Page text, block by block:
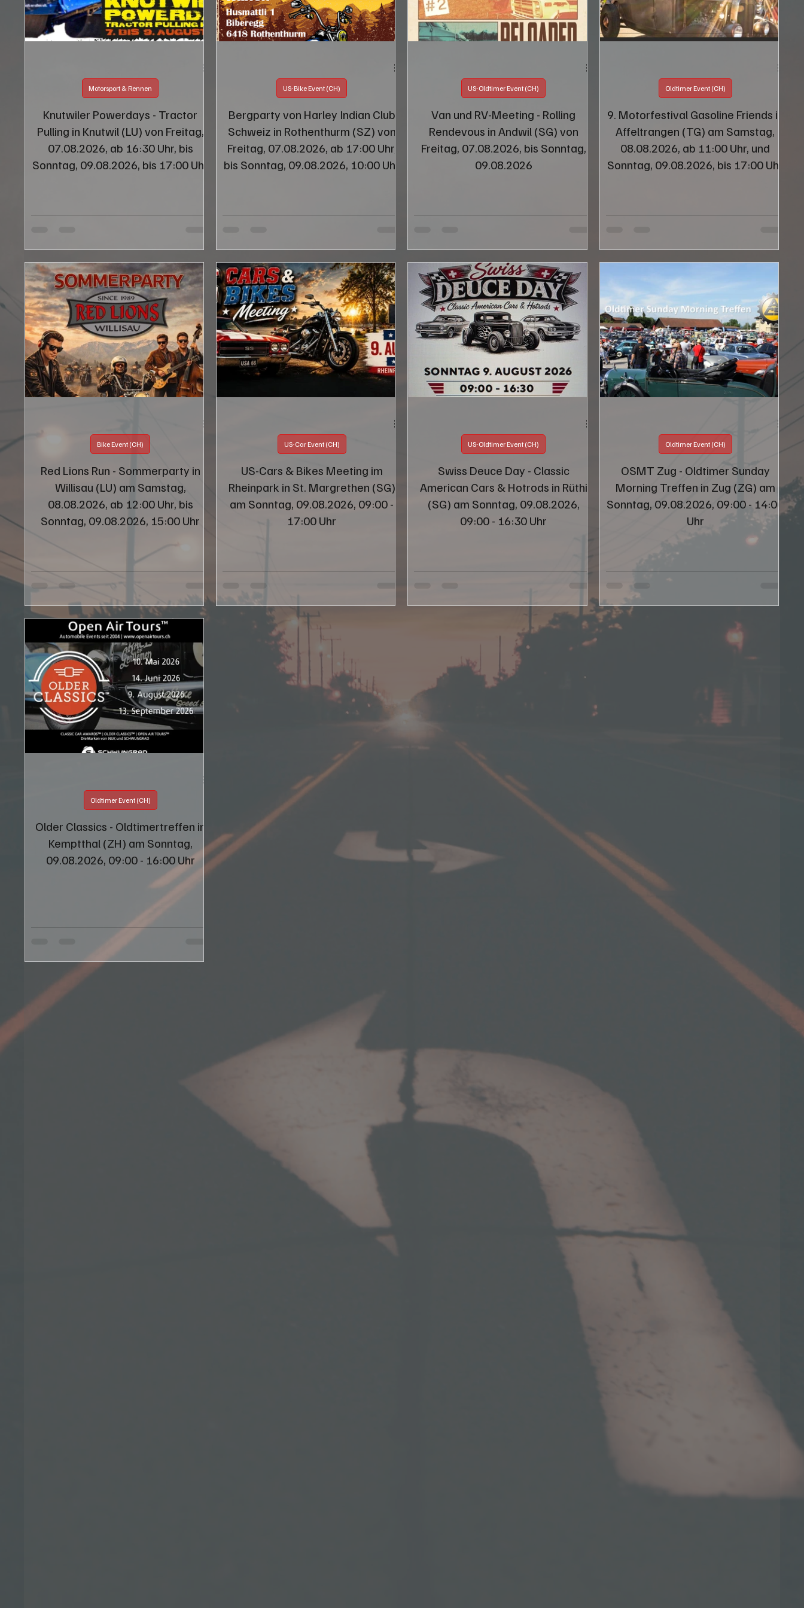
Karitativer Event INFORMATION WERBUNG
Knutwiler Powerdays - Tractor
Pulling in Knutwil (LU) von Freitag,
07.08.2026, ab 16:30 Uhr, bis
Sonntag, 09.08.2026, bis 17:00 Uhr
Motorsport & Rennen
Bergparty von Harley Indian Club
Schweiz in Rothenthurm (SZ) von
Freitag, 07.08.2026, ab 17:00 Uhr,
bis Sonntag, 09.08.2026, 10:00 Uhr
US-Bike Event (CH)
Van und RV-Meeting - Rolling
Rendevous in Andwil (SG) von
Freitag, 07.08.2026, bis Sonntag,
09.08.2026
US-Oldtimer Event (CH)
9. Motorfestival Gasoline Friends in
Affeltrangen (TG) am Samstag,
08.08.2026, ab 11:00 Uhr, und
Sonntag, 09.08.2026, bis 17:00 Uhr
Oldtimer Event (CH)
Red Lions Run - Sommerparty in
Willisau (LU) am Samstag,
08.08.2026, ab 12:00 Uhr, bis
Sonntag, 09.08.2026, 15:00 Uhr
Bike Event (CH)
US-Cars & Bikes Meeting im
Rheinpark in St. Margrethen (SG)
am Sonntag, 09.08.2026, 09:00 -
17:00 Uhr
US-Car Event (CH)
Swiss Deuce Day - Classic
American Cars & Hotrods in Rüthi
(SG) am Sonntag, 09.08.2026,
09:00 - 16:30 Uhr
US-Oldtimer Event (CH)
OSMT Zug - Oldtimer Sunday
Morning Treffen in Zug (ZG) am
Sonntag, 09.08.2026, 09:00 - 14:00
Uhr
Oldtimer Event (CH)
Older Classics - Oldtimertreffen in
Kemptthal (ZH) am Sonntag,
09.08.2026, 09:00 - 16:00 Uhr
Oldtimer Event (CH)